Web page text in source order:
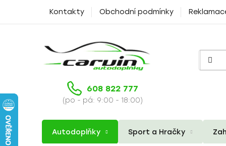
Kontakty Obchodní podmínky
608 822 777
(po - pá: 9:00 - 18:00)
Autodoplňky Sport a Hračky